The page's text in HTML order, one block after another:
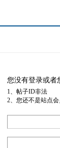
您没有登录或者
1、帖子ID非法
2、您还不是站点